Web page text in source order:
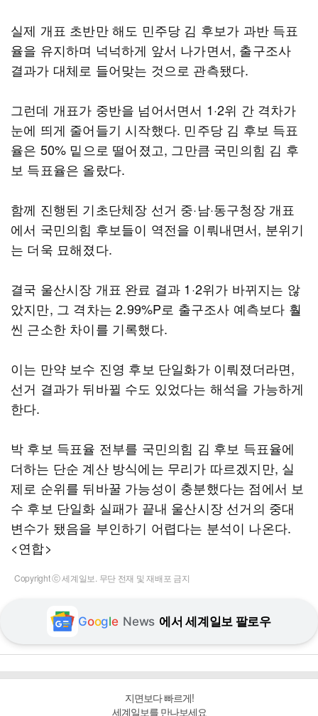
실제 개표 초반만 해도 민주당 김 후보가 과반 득표
율을 유지하며 넉넉하게 앞서 나가면서, 출구조사
결과가 대체로 들어맞는 것으로 관측됐다.
그런데 개표가 중반을 넘어서면서 1·2위 간 격차가
눈에 띄게 줄어들기 시작했다. 민주당 김 후보 득표
율은 50% 밑으로 떨어졌고, 그만큼 국민의힘 김 후
보 득표율은 올랐다.
함께 진행된 기초단체장 선거 중·남·동구청장 개표
에서 국민의힘 후보들이 역전을 이뤄내면서, 분위기
는 더욱 묘해졌다.
결국 울산시장 개표 완료 결과 1·2위가 바뀌지는 않
았지만, 그 격차는 2.99%P로 출구조사 예측보다 훨
씬 근소한 차이를 기록했다.
이는 만약 보수 진영 후보 단일화가 이뤄졌더라면,
선거 결과가 뒤바뀔 수도 있었다는 해석을 가능하게
한다.
박 후보 득표율 전부를 국민의힘 김 후보 득표율에
더하는 단순 계산 방식에는 무리가 따르겠지만, 실
제로 순위를 뒤바꿀 가능성이 충분했다는 점에서 보
수 후보 단일화 실패가 끝내 울산시장 선거의 중대
변수가 됐음을 부인하기 어렵다는 분석이 나온다.
<연합>
Copyright ⓒ 세계일보. 무단 전재 및 재배포 금지
Google News 에서 세계일보 팔로우
지면보다 빠르게!
세계일보를 만나보세요